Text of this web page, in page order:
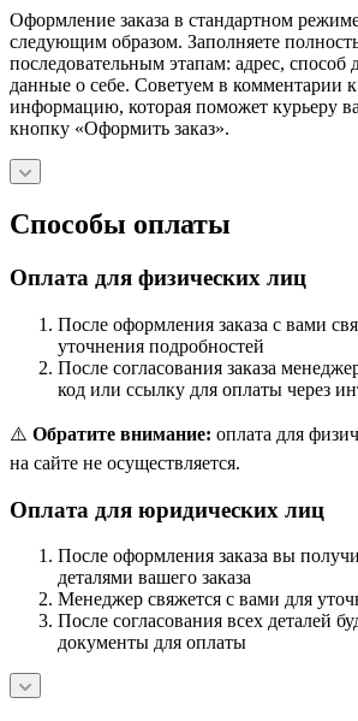
Оформление заказа в стандартном
следующим образом. Заполняете
последовательным этапам: адрес, способ
данные о себе. Советуем в комментарии к
информацию, которая поможет курьеру
кнопку «Оформить заказ».
Способы оплаты
Оплата для физических лиц
После оформления заказа с вами
уточнения подробностей
После согласования заказа
код или ссылку для оплаты через
⚠️ Обратите внимание: оплата для
на сайте не осуществляется.
Оплата для юридических лиц
После оформления заказа вы
деталями вашего заказа
Менеджер свяжется с вами для
После согласования всех деталей
документы для оплаты